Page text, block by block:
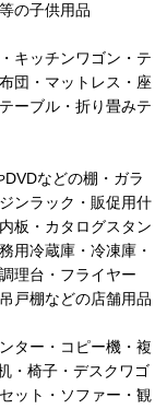
の子供用品
キッチンワゴン・テ
団・マットレス・座
ーブル・折り畳みテ
などの棚・ガラ
ンラック・販促用什
板・カタログスタン
用冷蔵庫・冷凍庫・
理台・フライヤー
戸棚などの店舗用品
ター・コピー機・複
・椅子・デスクワゴ
ット・ソファー・観